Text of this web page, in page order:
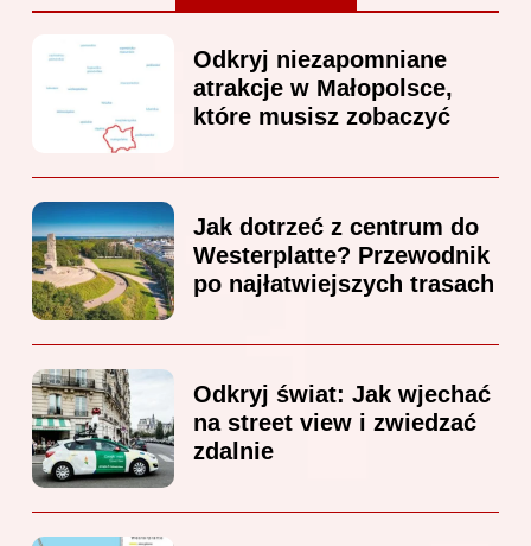
Odkryj niezapomniane
atrakcje w Małopolsce,
które musisz zobaczyć
Jak dotrzeć z centrum do
Westerplatte? Przewodnik
po najłatwiejszych trasach
Odkryj świat: Jak wjechać
na street view i zwiedzać
zdalnie